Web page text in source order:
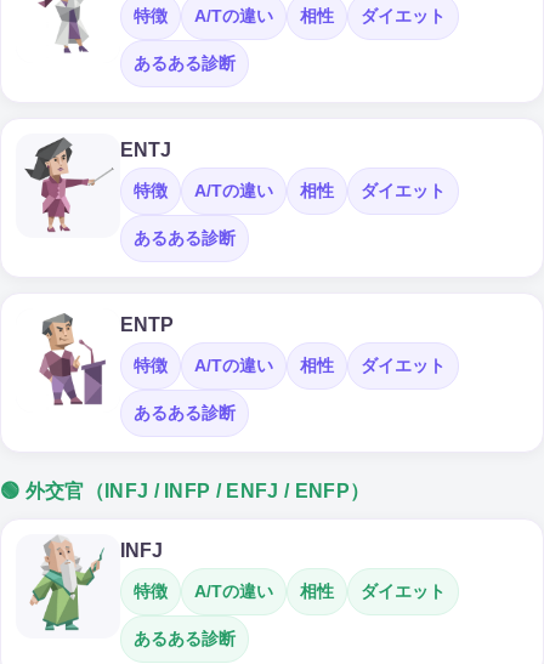
特徴 A/Tの違い 相性 ダイエット
あるある診断
ENTJ
特徴 A/Tの違い 相性 ダイエット
あるある診断
ENTP
特徴 A/Tの違い 相性 ダイエット
あるある診断
🟢 外交官（INFJ / INFP / ENFJ / ENFP）
INFJ
特徴 A/Tの違い 相性 ダイエット
あるある診断